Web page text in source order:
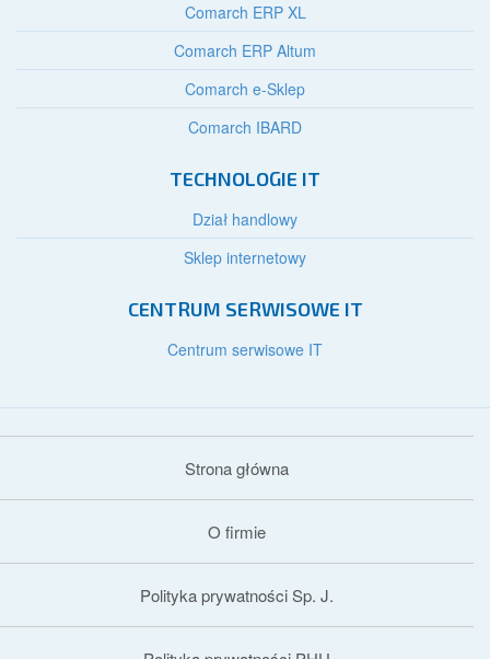
Comarch ERP XL
Comarch ERP Altum
Comarch e-Sklep
Comarch IBARD
TECHNOLOGIE IT
Dział handlowy
Sklep internetowy
CENTRUM SERWISOWE IT
Centrum serwisowe IT
Strona główna
O firmie
Polityka prywatności Sp. J.